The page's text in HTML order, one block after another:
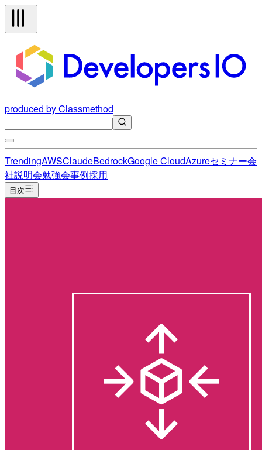
produced by Classmethod
TrendingAWSClaudeBedrockGoogle CloudAzureセミナー会
社説明会勉強会事例採用
目次